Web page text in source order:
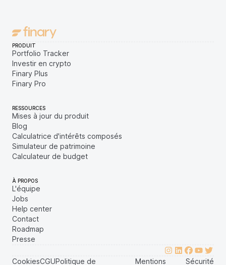
PRODUIT
Portfolio Tracker
Investir en crypto
Finary Plus
Finary Pro
RESSOURCES
Mises à jour du produit
Blog
Calculatrice d'intérêts composés
Simulateur de patrimoine
Calculateur de budget
À PROPOS
L'équipe
Jobs
Help center
Contact
Roadmap
Presse
CookiesCGUPolitique de Mentions Sécurité